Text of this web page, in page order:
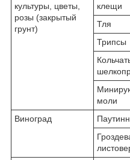
культуры, цветы,
розы (закрытый
грунт)
клещи
Тля
Трипсы
моли
Виноград